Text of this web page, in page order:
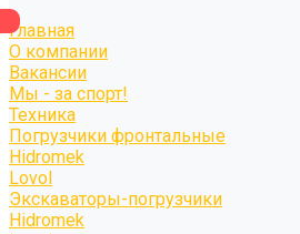
Главная
О компании
Вакансии
Мы - за спорт!
Техника
Погрузчики фронтальные
Hidromek
Lovol
Экскаваторы-погрузчики
Hidromek